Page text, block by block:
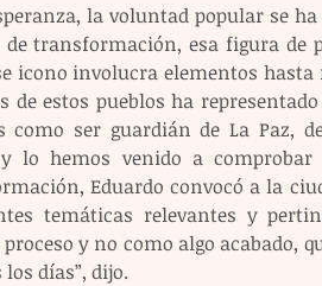
la voluntad popular se
de transformación, esa figura de
icono involucra elementos
de estos pueblos ha
como ser guardián de La Paz,
lo hemos venido a
Eduardo convocó a la
temáticas relevantes y
y no como algo acabado,
días”, dijo.